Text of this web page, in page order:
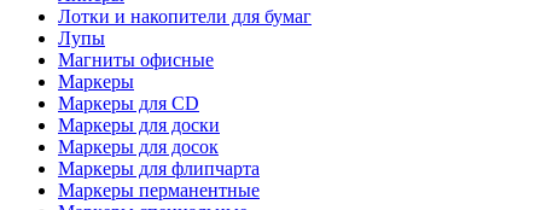
Лотки и накопители для бумаг
Лупы
Магниты офисные
Маркеры
Маркеры для CD
Маркеры для доски
Маркеры для досок
Маркеры для флипчарта
Маркеры перманентные